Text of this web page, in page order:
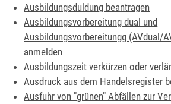
Ausbildungsduldung beantragen
Ausbildungsvorbereitung dual und
Ausbildungsvorbereitungg (AVdual/
anmelden
Ausbildungszeit verkürzen oder
Ausdruck aus dem Handelsregister
Ausfuhr von "grünen" Abfällen zur